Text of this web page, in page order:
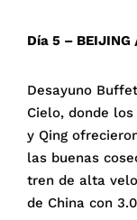
Día 5 – BEIJING
Desayuno
Cielo, donde
y Qing
las buenas
tren de alta
de China con